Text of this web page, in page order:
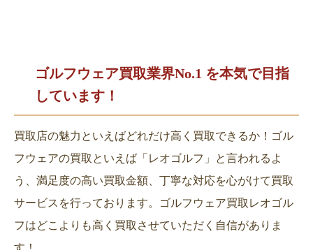
ゴルフウェア買取業界No.1 を本気で目指
しています！
買取店の魅力といえばどれだけ高く買取できるか！ゴル
フウェアの買取といえば「レオゴルフ」と言われるよ
う、満足度の高い買取金額、丁寧な対応を心がけて買取
サービスを行っております。ゴルフウェア買取レオゴル
フはどこよりも高く買取させていただく自信がありま